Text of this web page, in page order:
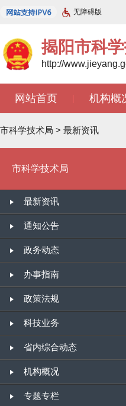
无障碍版
揭阳市科
http://
网站首页 机构概
市科学技术局 > 最新资讯
市科学技术局
最新资讯
通知公告
政务动态
办事指南
政策法规
科技业务
省内综合动态
机构概况
专题专栏